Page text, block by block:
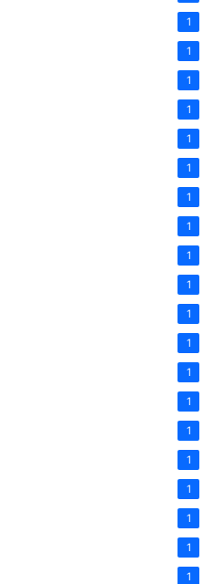
1
1
1
1
1
1
1
1
1
1
1
1
1
1
1
1
1
1
1
1